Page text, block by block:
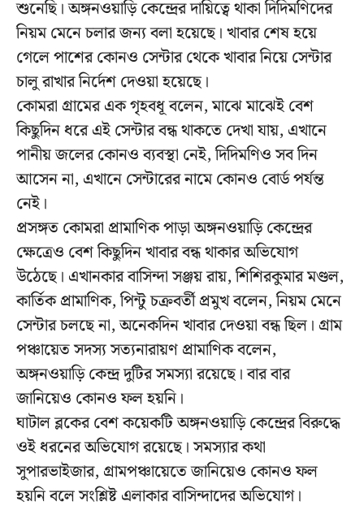
শুনেছি। অঙ্গনওয়াড়ি কেন্দ্রের দায়িত্বে থাকা দিদিমণিদের
নিয়ম মেনে চলার জন্য বলা হয়েছে। খাবার শেষ হয়ে
গেলে পাশের কোনও সেন্টার থেকে খাবার নিয়ে সেন্টার
চালু রাখার নির্দেশ দেওয়া হয়েছে।
কোমরা গ্রামের এক গৃহবধূ বলেন, মাঝে মাঝেই বেশ
কিছুদিন ধরে এই সেন্টার বন্ধ থাকতে দেখা যায়, এখানে
পানীয় জলের কোনও ব্যবস্থা নেই, দিদিমণিও সব দিন
আসেন না, এখানে সেন্টারের নামে কোনও বোর্ড পর্যন্ত
নেই।
প্রসঙ্গত কোমরা প্রামাণিক পাড়া অঙ্গনওয়াড়ি কেন্দ্রের
ক্ষেত্রেও বেশ কিছুদিন খাবার বন্ধ থাকার অভিযোগ
উঠেছে। এখানকার বাসিন্দা সঞ্জয় রায়, শিশিরকুমার মণ্ডল,
কার্তিক প্রামাণিক, পিন্টু চক্রবর্তী প্রমুখ বলেন, নিয়ম মেনে
সেন্টার চলছে না, অনেকদিন খাবার দেওয়া বন্ধ ছিল। গ্রাম
পঞ্চায়েত সদস্য সত্যনারায়ণ প্রামাণিক বলেন,
অঙ্গনওয়াড়ি কেন্দ্র দুটির সমস্যা রয়েছে। বার বার
জানিয়েও কোনও ফল হয়নি।
ঘাটাল ব্লকের বেশ কয়েকটি অঙ্গনওয়াড়ি কেন্দ্রের বিরুদ্ধে
ওই ধরনের অভিযোগ রয়েছে। সমস্যার কথা
সুপারভাইজার, গ্রামপঞ্চায়েতে জানিয়েও কোনও ফল
হয়নি বলে সংশ্লিষ্ট এলাকার বাসিন্দাদের অভিযোগ।